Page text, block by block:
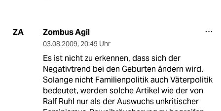
ZA Zombus Agil
03.08.2009, 20:49 Uhr
Es ist nicht zu erkennen, dass sich der
Negativtrend bei den Geburten ändern wird.
Solange nicht Familienpolitik auch Väterpolitik
bedeutet, werden solche Artikel wie der von
Ralf Ruhl nur als der Auswuchs unkritischer